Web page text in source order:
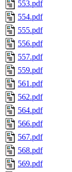
553.pdf
554.pdf
555.pdf
556.pdf
557.pdf
559.pdf
561.pdf
562.pdf
564.pdf
566.pdf
567.pdf
568.pdf
569.pdf